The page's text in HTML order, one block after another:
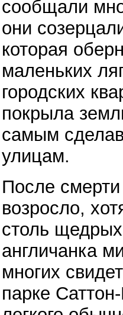
сообщали
они
которая
маленьких
городских
покрыла
самым
улицам.
После
возросло,
столь
англичанка
многих
парке